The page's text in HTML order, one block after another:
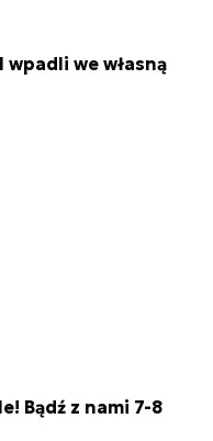
wpadli we własną
Bądź z nami 7-8